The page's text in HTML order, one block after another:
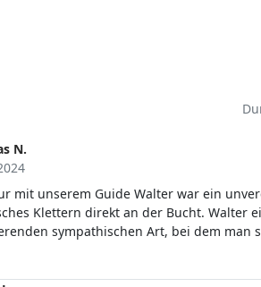
N.
mit unserem Guide Walter war ein
Klettern direkt an der Bucht. Walter
sympathischen Art, bei dem man